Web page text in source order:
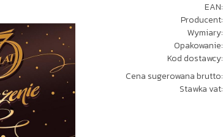
EAN:
Producent:
Wymiary:
Opakowanie:
Kod dostawcy:
Cena sugerowana brutto:
Stawka vat: